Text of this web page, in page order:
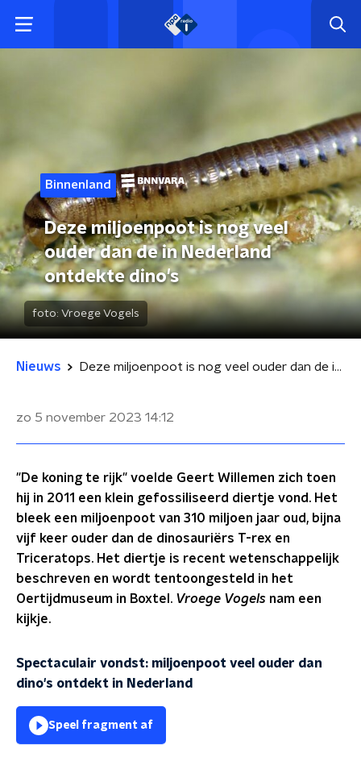
Binnenland
Deze miljoenpoot is nog veel
ouder dan de in Nederland
ontdekte dino's
foto: Vroege Vogels
Nieuws Deze miljoenpoot is nog veel ouder dan de in Nederland ontdekte dino's
zo 5 november 2023 14:12
"De koning te rijk" voelde Geert Willemen zich toen
hij in 2011 een klein gefossiliseerd diertje vond. Het
bleek een miljoenpoot van 310 miljoen jaar oud, bijna
vijf keer ouder dan de dinosauriërs T-rex en
Triceratops. Het diertje is recent wetenschappelijk
beschreven en wordt tentoongesteld in het
Oertijdmuseum in Boxtel. Vroege Vogels nam een
kijkje.
Spectaculair vondst: miljoenpoot veel ouder dan
dino's ontdekt in Nederland
Speel fragment af